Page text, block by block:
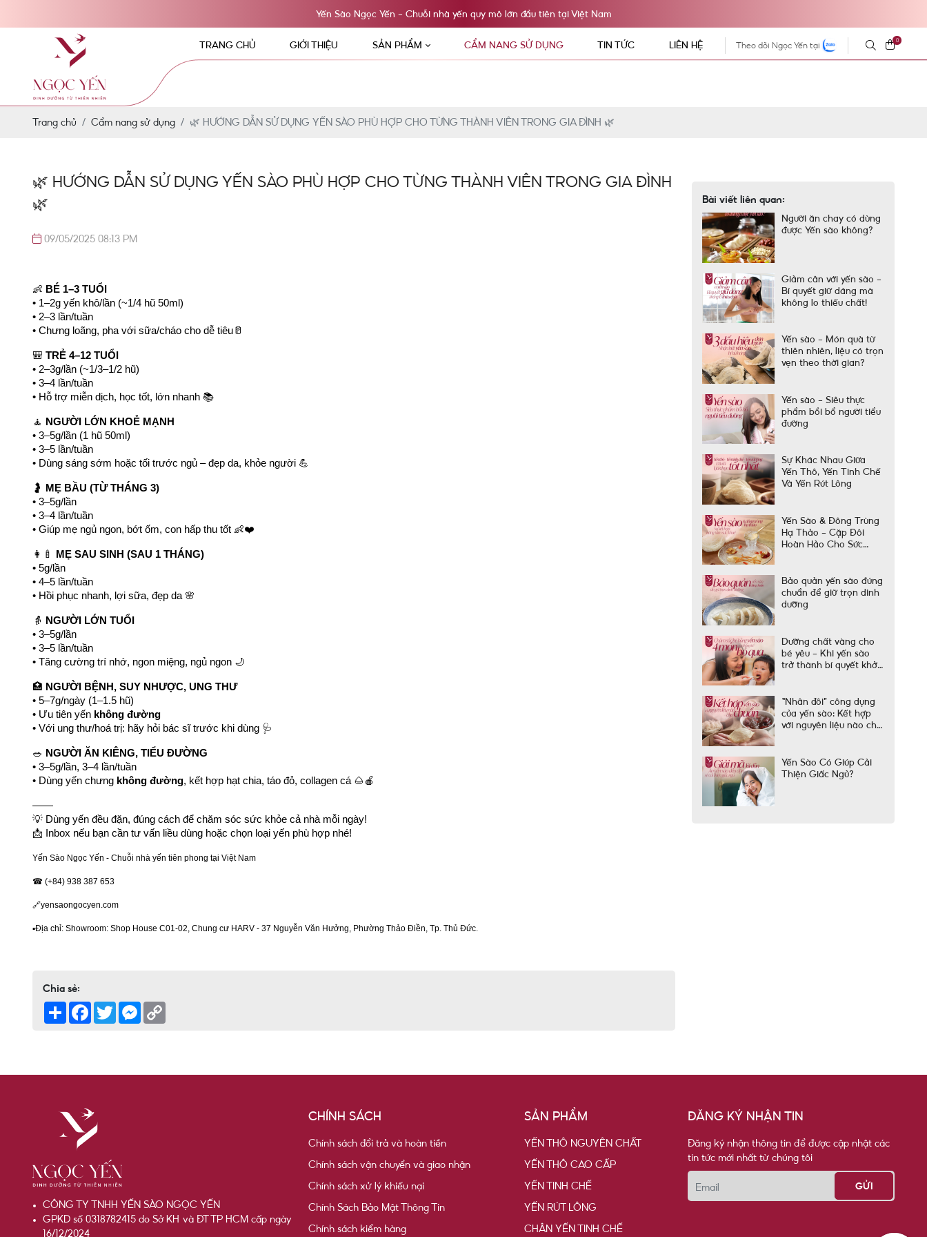
Yến Sào Ngọc Yến - Chuỗi nhà yến quy mô lớn đầu tiên tại Việt Nam
TRANG CHỦ GIỚI THIỆU SẢN PHẨM CẨM NANG SỬ DỤNG TIN TỨC LIÊN HỆ Theo dõi Ngọc Yến tại
0
Trang chủ Cẩm nang sử dụng 🌿 HƯỚNG DẪN SỬ DỤNG YẾN SÀO PHÙ HỢP CHO TỪNG THÀNH VIÊN TRONG GIA ĐÌNH 🌿
🌿 HƯỚNG DẪN SỬ DỤNG YẾN SÀO PHÙ HỢP CHO TỪNG THÀNH VIÊN TRONG GIA ĐÌNH
🌿
09/05/2025 08:13 PM
👶 BÉ 1–3 TUỔI
• 1–2g yến khô/lần (~1/4 hũ 50ml)
• 2–3 lần/tuần
• Chưng loãng, pha với sữa/cháo cho dễ tiêu🥛
🎒 TRẺ 4–12 TUỔI
• 2–3g/lần (~1/3–1/2 hũ)
• 3–4 lần/tuần
• Hỗ trợ miễn dịch, học tốt, lớn nhanh 📚
🧘 NGƯỜI LỚN KHOẺ MẠNH
• 3–5g/lần (1 hũ 50ml)
• 3–5 lần/tuần
• Dùng sáng sớm hoặc tối trước ngủ – đẹp da, khỏe người 💪
🤰
MẸ BẦU (TỪ THÁNG 3)
• 3–5g/lần
• 3–4 lần/tuần
• Giúp mẹ ngủ ngon, bớt ốm, con hấp thu tốt 👶❤️
👩‍🍼
MẸ SAU SINH (SAU 1 THÁNG)
• 5g/lần
• 4–5 lần/tuần
• Hồi phục nhanh, lợi sữa, đẹp da 🌸
👵 NGƯỜI LỚN TUỔI
• 3–5g/lần
• 3–5 lần/tuần
• Tăng cường trí nhớ, ngon miệng, ngủ ngon 🌙
🏥 NGƯỜI BỆNH, SUY NHƯỢC, UNG THƯ
• 5–7g/ngày (1–1.5 hũ)
• Ưu tiên yến không đường
• Với ung thư/hoá trị: hãy hỏi bác sĩ trước khi dùng 🩺
🥗 NGƯỜI ĂN KIÊNG, TIỂU ĐƯỜNG
• 3–5g/lần, 3–4 lần/tuần
• Dùng yến chưng không đường, kết hợp hạt chia, táo đỏ, collagen cá 🌰🍎
——
💡 Dùng yến đều đặn, đúng cách để chăm sóc sức khỏe cả nhà mỗi ngày!
📩 Inbox nếu bạn cần tư vấn liều dùng hoặc chọn loại yến phù hợp nhé!
Yến Sào Ngọc Yến - Chuỗi nhà yến tiên phong tại Việt Nam
☎ (+84) 938 387 653
🔗yensaongocyen.com
▪️Địa chỉ: Showroom: Shop House C01-02, Chung cư HARV - 37 Nguyễn Văn Hưởng, Phường Thảo Điền, Tp. Thủ Đức.
Chia sẻ:
Share Facebook
Twitter Messenger
Bài viết liên quan:
Người ăn chay có dùng
được Yến sào không?
Giảm cân với yến sào –
Bí quyết giữ dáng mà
không lo thiếu chất!
Yến sào – Món quà từ
thiên nhiên, liệu có trọn
vẹn theo thời gian?
Yến sào – Siêu thực
phẩm bồi bổ người tiểu
đường
Sự Khác Nhau Giữa
Yến Thô, Yến Tinh Chế
Và Yến Rút Lông
Yến Sào & Đông Trùng
Hạ Thảo – Cặp Đôi
Hoàn Hảo Cho Sức
Bảo quản yến sào đúng
chuẩn để giữ trọn dinh
dưỡng
Dưỡng chất vàng cho
bé yêu – Khi yến sào
trở thành bí quyết khởi
“Nhân đôi” công dụng
của yến sào: Kết hợp
với nguyên liệu nào cho
Yến Sào Có Giúp Cải
Thiện Giấc Ngủ?
CÔNG TY TNHH YẾN SÀO NGỌC YẾN
GPKD số 0318782415 do Sở KH và ĐT TP HCM cấp ngày
16/12/2024
CHÍNH SÁCH
Chính sách đổi trả và hoàn tiền
Chính sách vận chuyển và giao nhận
Chính sách xử lý khiếu nại
Chính Sách Bảo Mật Thông Tin
Chính sách kiểm hàng
SẢN PHẨM
YẾN THÔ NGUYÊN CHẤT
YẾN THÔ CAO CẤP
YẾN TINH CHẾ
YẾN RÚT LÔNG
CHÂN YẾN TINH CHẾ
ĐĂNG KÝ NHẬN TIN
Đăng ký nhận thông tin để được cập nhật các
tin tức mới nhất từ chúng tôi
Email